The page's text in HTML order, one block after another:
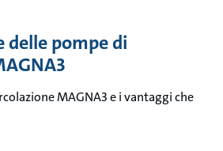
delle pompe di
MAGNA3 e i vantaggi che